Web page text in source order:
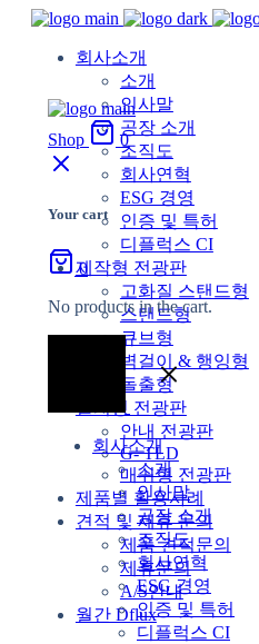
회사소개
소개
인사말
공장 소개
조직도
회사연혁
ESG 경영
인증 및 특허
디플럭스 CI
제작형 전광판
고화질 스탠드형
스탠드형
큐브형
벽걸이 & 행잉형
돌출형
설치형 전광판
안내 전광판
G- TLD
매쉬형 전광판
제품별 활용사례
견적 및 제휴 문의
제품 견적문의
제휴문의
A/S안내
월간 Dflux
Shop 0
Your cart
0
No products in the cart.
회사소개
소개
인사말
공장 소개
조직도
회사연혁
ESG 경영
인증 및 특허
디플럭스 CI